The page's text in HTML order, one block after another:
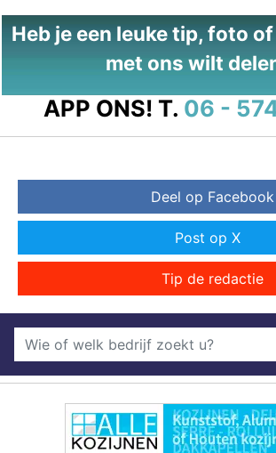
Heb je een leuke tip, foto
met ons wilt
APP ONS! T. 06 -
Deel op Facebook
Post op X
Tip de redactie